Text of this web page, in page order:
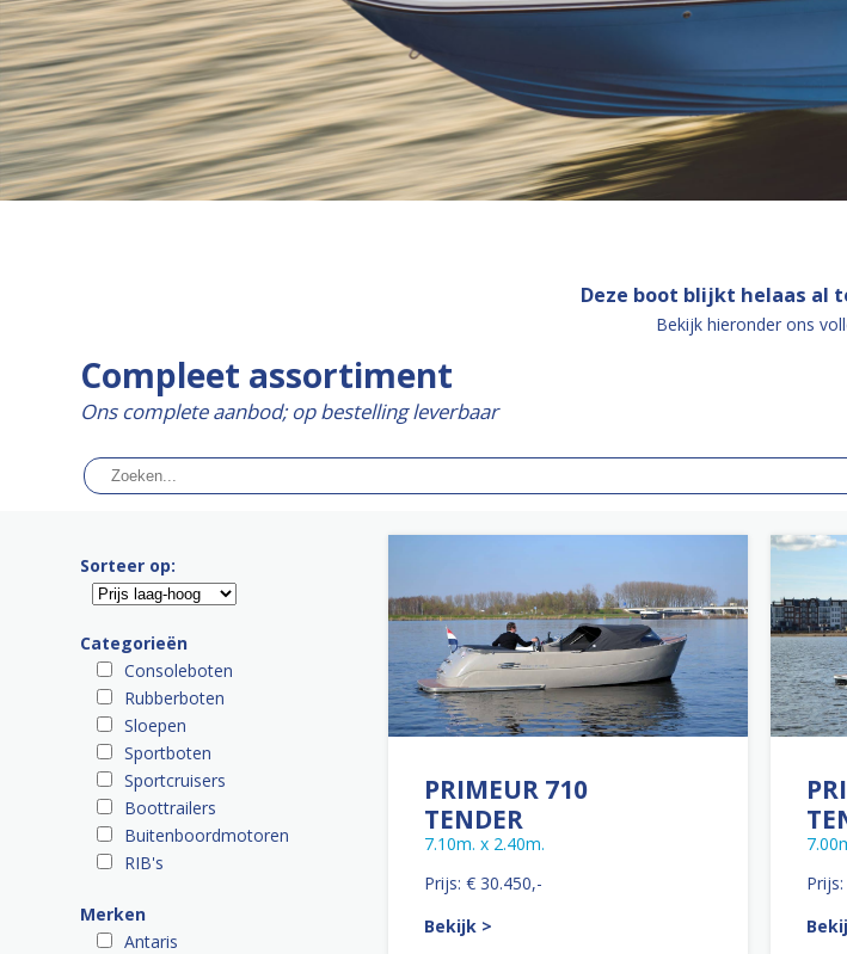
Deze boot blijkt helaas al
Bekijk hieronder ons
Compleet assortiment
Ons complete aanbod; op bestelling leverbaar
Sorteer op:
Categorieën
Consoleboten
Rubberboten
Sloepen
Sportboten
Sportcruisers
Boottrailers
Buitenboordmotoren
RIB's
Merken
Antaris
PRIMEUR 710
TENDER
7.10m. x 2.40m.
Prijs: € 30.450,-
Bekijk >